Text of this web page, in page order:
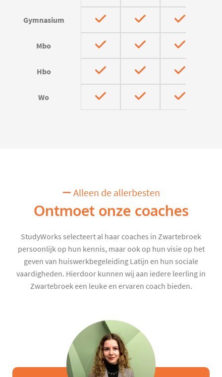
Gymnasium
Mbo
Hbo
Wo
Alleen de allerbesten
Ontmoet onze coaches
StudyWorks selecteert al haar coaches in Zwartebroek
persoonlijk op hun kennis, maar ook op hun visie op het
geven van huiswerkbegeleiding Latijn en hun sociale
vaardigheden. Hierdoor kunnen wij aan iedere leerling in
Zwartebroek een leuke en ervaren coach bieden.